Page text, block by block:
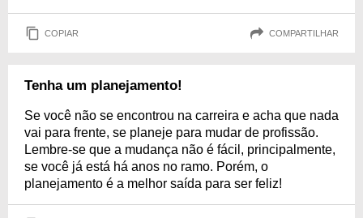
COPIAR COMPARTILHAR
Tenha um planejamento!
Se você não se encontrou na carreira e acha que nada
vai para frente, se planeje para mudar de profissão.
Lembre-se que a mudança não é fácil, principalmente,
se você já está há anos no ramo. Porém, o
planejamento é a melhor saída para ser feliz!